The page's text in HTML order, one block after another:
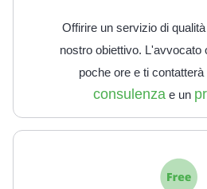
Offirire un servizio di
nostro obiettivo. L'avvocato
poche ore e ti
consulenza e un